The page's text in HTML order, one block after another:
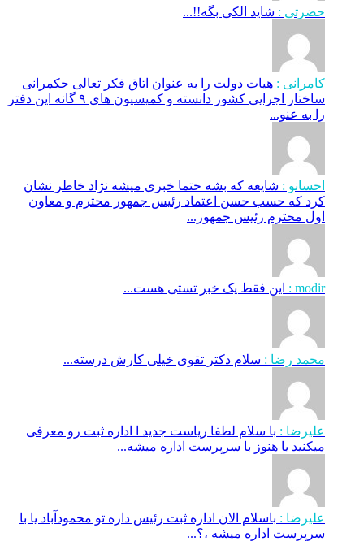
حضرتی : شاید الکی بگه!!...
کامرانی : هیات دولت را به عنوان اتاق فکر تعالی حکمرانی
ساختار اجرایی کشور دانسته و کمیسیون های ۹ گانه این دفتر
را به عنو...
احسانو : شایعه که بشه حتما خبری میشه نژاد خاطر نشان
کرد که حسب حسن اعتماد رئیس جمهور محترم و معاون
اول محترم رئیس جمهور...
modir : این فقط یک خبر تستی هست...
محمد رضا : سلام دکتر تقوی خیلی کارش درسته...
علیرضا : با سلام لطفا ریاست جدید ا اداره ثبت‌ رو معرفی
میکنید یا هنوز با سرپرست اداره‌ میشه...
علیرضا : باسلام الان اداره ثبت رئیس داره تو محمودآباد یا با
سرپرست اداره میشه ،؟...